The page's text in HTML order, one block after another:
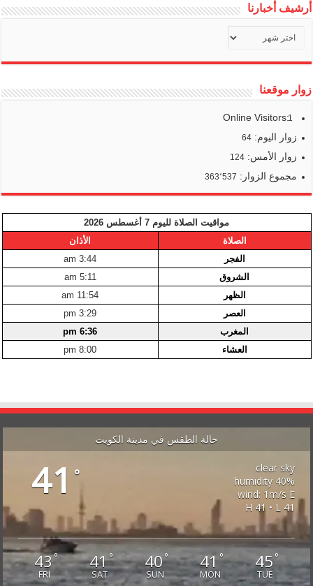
أرشيف أخبارنا
أخبارنا
زوار موقعنا
Online Visitors:
1
زوار اليوم:64
زوار الأمس:124
مجموع الزوار: 363٬537
مواقيت الصلاة لليوم 7 أغسطس 2026
الصلاة
الأذان
الفجر
3:44 am
الشروق
5:11 am
الظهر
11:54 am
العصر
3:29 pm
المغرب
6:36 pm
العشاء
8:00 pm
حالة الطقس في مدينة الكويت
41 °
clear sky
40% humidity
wind: 1m/s E
H 41 • L 41
43°
FRI
41°
SAT
40°
SUN
41°
MON
45°
TUE